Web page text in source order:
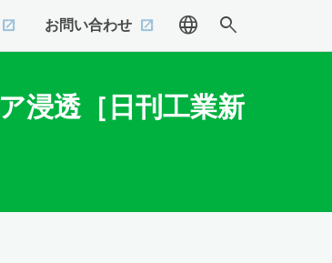
お問い合わせ language search
浸透［日刊工業新